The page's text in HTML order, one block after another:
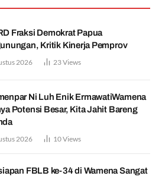
Fraksi Demokrat Papua
Kritik Kinerja Pemprov
2026 23Views
Ni Luh Enik ErmawatiWamena
Potensi Besar, Kita Jahit Bareng
2026 10Views
FBLB ke-34 di Wamena Sangat